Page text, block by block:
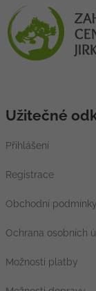
Užitečné
Přihlášení
Registrace
Obchodní podmínky
Ochrana osobních
Možnosti platby